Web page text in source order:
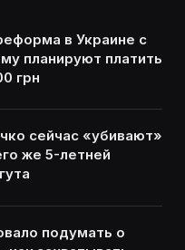
в Украине с
планируют платить
грн
сейчас «убивают»
же 5-летней
подумать о